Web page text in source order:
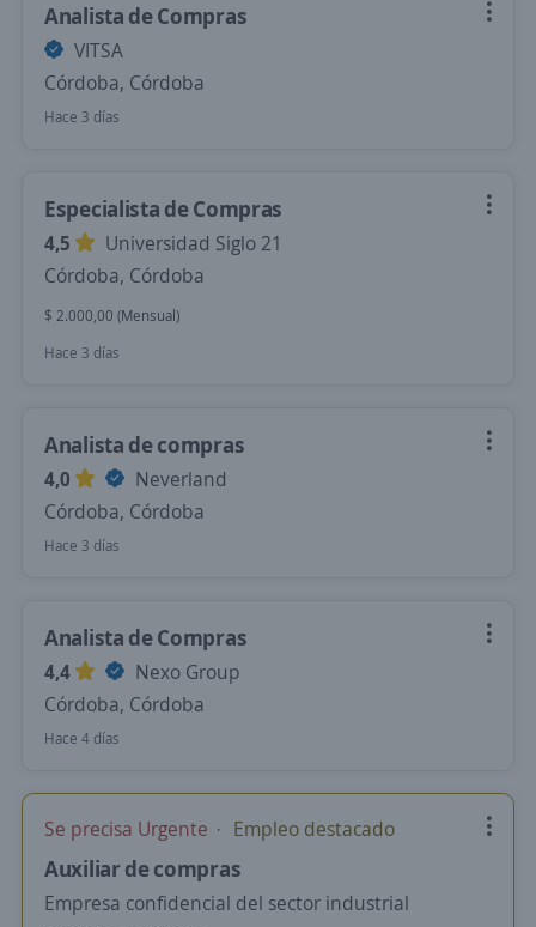
Analista de Compras
VITSA
Córdoba, Córdoba
Hace 3 días
Especialista de Compras
4,5
Universidad Siglo 21
Córdoba, Córdoba
$ 2.000,00 (Mensual)
Hace 3 días
Analista de compras
4,0
Neverland
Córdoba, Córdoba
Hace 3 días
Analista de Compras
4,4
Nexo Group
Córdoba, Córdoba
Hace 4 días
Se precisa Urgente Empleo destacado
Auxiliar de compras
Empresa confidencial del sector industrial